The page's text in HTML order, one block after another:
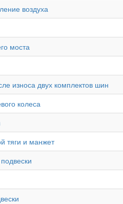
воздуха
моста
износа двух комплектов шин
колеса
тяги и манжет